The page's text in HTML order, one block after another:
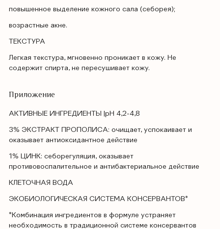
повышенное выделение кожного сала (себорея);
возрастные акне.
ТЕКСТУРА
Легкая текстура, мгновенно проникает в кожу. Не
содержит спирта, не пересушивает кожу.
Приложение
АКТИВНЫЕ ИНГРЕДИЕНТЫ |pH 4,2-4,8
3% ЭКСТРАКТ ПРОПОЛИСА: очищает, успокаивает и
оказывает антиоксидантное действие
1% ЦИНК: себорегуляция, оказывает
противовоспалительное и антибактериальное действие
КЛЕТОЧНАЯ ВОДА
ЭКОБИОЛОГИЧЕСКАЯ СИСТЕМА КОНСЕРВАНТОВ*
*Комбинация ингредиентов в формуле устраняет
необходимость в традиционной системе консервантов